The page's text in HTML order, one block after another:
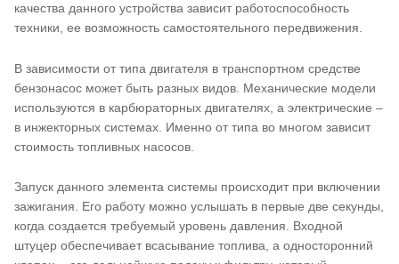
качества данного устройства зависит работоспособность
техники, ее возможность самостоятельного передвижения.
В зависимости от типа двигателя в транспортном средстве
бензонасос может быть разных видов. Механические модели
используются в карбюраторных двигателях, а электрические –
в инжекторных системах. Именно от типа во многом зависит
стоимость топливных насосов.
Запуск данного элемента системы происходит при включении
зажигания. Его работу можно услышать в первые две секунды,
когда создается требуемый уровень давления. Входной
штуцер обеспечивает всасывание топлива, а односторонний